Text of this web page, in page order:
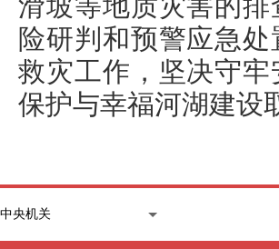
险研判和预警应急
救灾工作，坚决守
保护与幸福河湖建设